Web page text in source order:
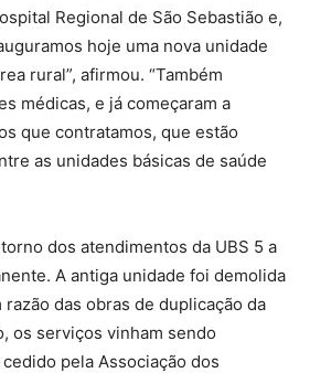
Regional de São Sebastião e,
hoje uma nova unidade
rural”, afirmou. “Também
médicas, e já começaram a
que contratamos, que estão
as unidades básicas de saúde
dos atendimentos da UBS 5 a
A antiga unidade foi demolida
das obras de duplicação da
os serviços vinham sendo
pela Associação dos